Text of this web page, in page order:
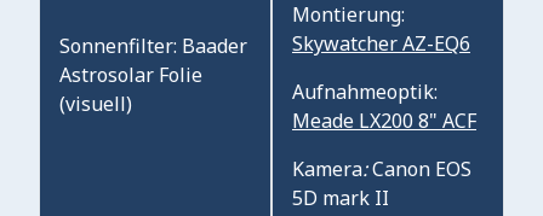
Sonnenfilter: Baader
Astrosolar Folie
(visuell)
Montierung:
Skywatcher AZ-EQ6
Aufnahmeoptik:
Meade LX200 8" ACF
Kamera:Canon EOS
5D mark II